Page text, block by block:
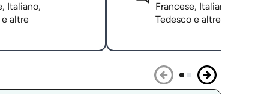
Italiano,
e altre
Francese, Italiano,
Tedesco e altre